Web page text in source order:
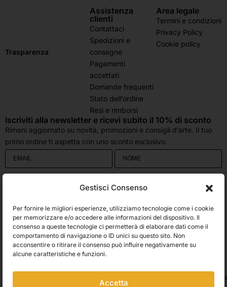
Gestisci Consenso
Per fornire le migliori esperienze, utilizziamo tecnologie come i cookie
per memorizzare e/o accedere alle informazioni del dispositivo. Il
consenso a queste tecnologie ci permetterà di elaborare dati come il
comportamento di navigazione o ID unici su questo sito. Non
acconsentire o ritirare il consenso può influire negativamente su
alcune caratteristiche e funzioni.
Accetta
Trasparenza
Assistenza
clienti
Contattaci
Spedizioni e
consegne
Pagamenti
accettati
Domande frequenti
Stato dell’ordine
Resi e rimborsi
Area legale
Termini e condizioni
Privacy Policy
Cookie policy
Iscriviti alla newsletter e ricevi subito il 10% di sconto
Rimani aggiornato su novità, promozioni e consigli d’arte. Il tuo
primo ordine ti aspetta con uno sconto esclusivo.
accetti che i dati personali da te forniti vengano trasferiti a Brevo per il
Accetto le condizioni generali e di ricevere le Newsletters.
ISCRIVITI
Spedizioni